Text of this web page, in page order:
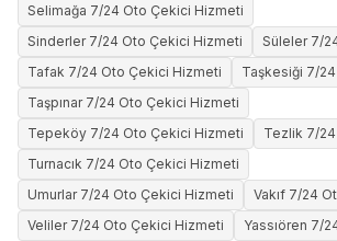
Selimağa 7/24 Oto Çekici Hizmeti
Sinderler 7/24 Oto Çekici Hizmeti
Süleler 7/
Tafak 7/24 Oto Çekici Hizmeti
Taşkesiği 7/
Taşpınar 7/24 Oto Çekici Hizmeti
Tepeköy 7/24 Oto Çekici Hizmeti
Tezlik 7/
Turnacık 7/24 Oto Çekici Hizmeti
Umurlar 7/24 Oto Çekici Hizmeti
Vakıf 7/24
Veliler 7/24 Oto Çekici Hizmeti
Yassıören 7/